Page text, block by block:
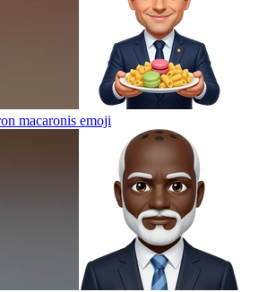
macaronis emoji